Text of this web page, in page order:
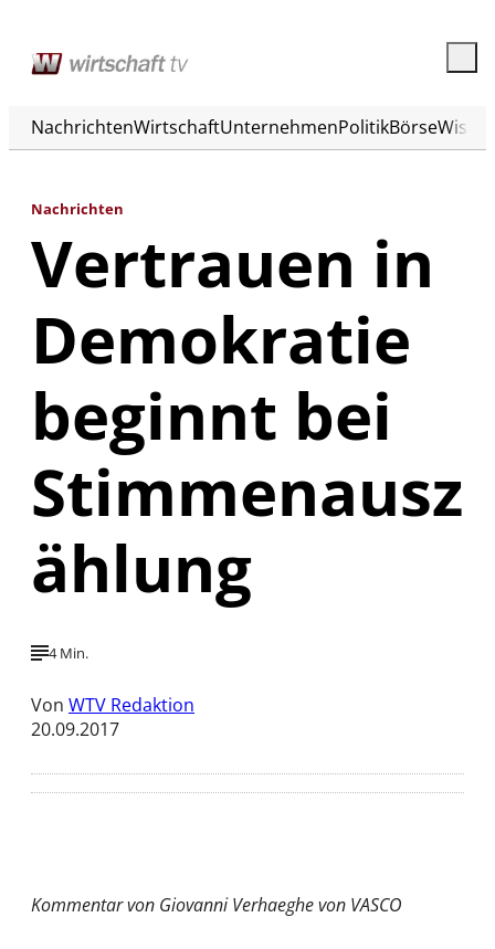
NachrichtenWirtschaftUnternehmenPolitikBörse
Nachrichten
Vertrauen in
Demokratie
beginnt bei
Stimmenausz
ählung
4 Min.
Von WTV Redaktion
20.09.2017
Kommentar von Giovanni Verhaeghe von VASCO